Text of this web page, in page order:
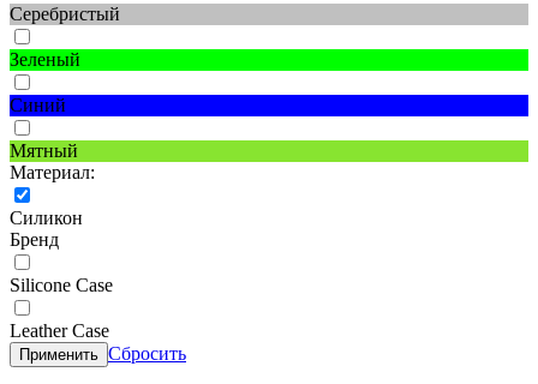
Серебристый
Зеленый
Синий
Мятный
Материал:
Силикон
Бренд
Silicone Case
Leather Case
Применить Сбросить